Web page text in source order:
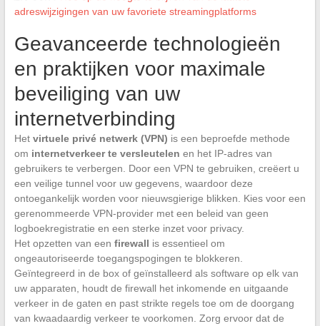
adreswijzigingen van uw favoriete streamingplatforms
Geavanceerde technologieën
en praktijken voor maximale
beveiliging van uw
internetverbinding
Het virtuele privé netwerk (VPN) is een beproefde methode
om internetverkeer te versleutelen en het IP-adres van
gebruikers te verbergen. Door een VPN te gebruiken, creëert u
een veilige tunnel voor uw gegevens, waardoor deze
ontoegankelijk worden voor nieuwsgierige blikken. Kies voor een
gerenommeerde VPN-provider met een beleid van geen
logboekregistratie en een sterke inzet voor privacy.
Het opzetten van een firewall is essentieel om
ongeautoriseerde toegangspogingen te blokkeren.
Geïntegreerd in de box of geïnstalleerd als software op elk van
uw apparaten, houdt de firewall het inkomende en uitgaande
verkeer in de gaten en past strikte regels toe om de doorgang
van kwaadaardig verkeer te voorkomen. Zorg ervoor dat de